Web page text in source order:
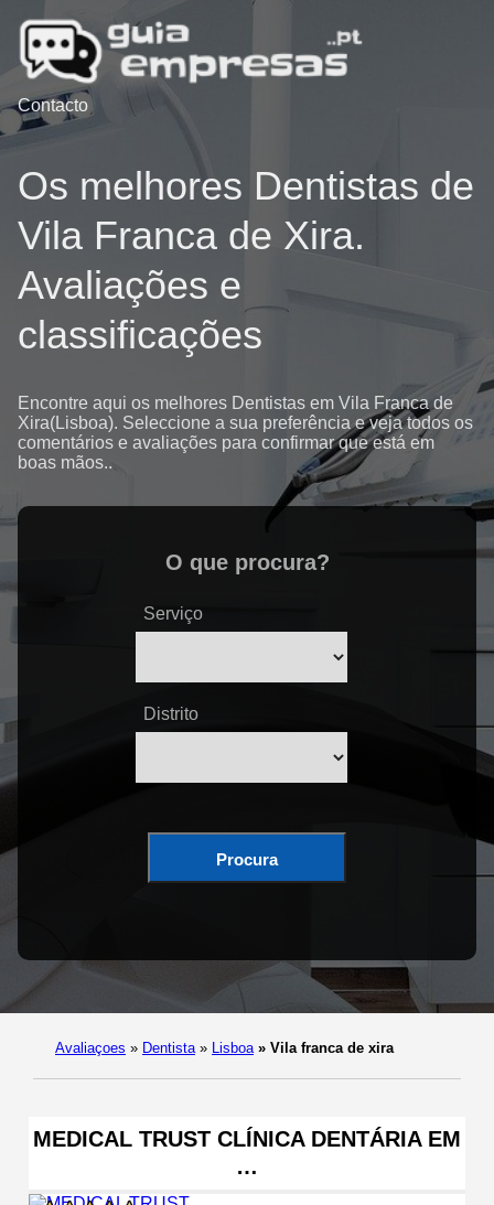
Contacto
Os melhores Dentistas de
Vila Franca de Xira.
Avaliações e
classificações
Encontre aqui os melhores Dentistas em Vila Franca de
Xira(Lisboa). Seleccione a sua preferência e veja todos os
comentários e avaliações para confirmar que está em
boas mãos..
O que procura?
Serviço
Distrito
Procura
Avaliaçoes » Dentista » Lisboa » Vila franca de xira
MEDICAL TRUST CLÍNICA DENTÁRIA EM
…